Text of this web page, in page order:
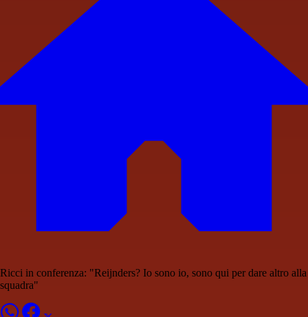
Ricci in conferenza: "Reijnders? Io sono io, sono qui per dare altro alla
squadra"